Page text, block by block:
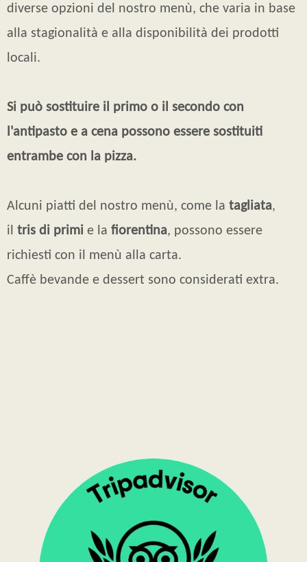
diverse opzioni del nostro menù, che varia in base
alla stagionalità e alla disponibilità dei prodotti
locali.
Si può sostituire il primo o il secondo con
l'antipasto e a cena possono essere sostituiti
entrambe con la pizza.
Alcuni piatti del nostro menù, come la tagliata,
il tris di primi e la fiorentina, possono essere
richiesti con il menù alla carta.
Caffè bevande e dessert sono considerati extra.